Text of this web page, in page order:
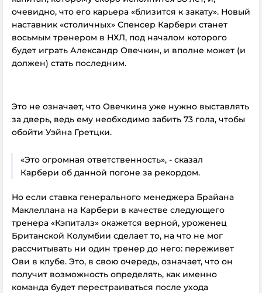
очевидно, что его карьера «близится к закату». Новый
наставник «столичных» Спенсер Карбери станет
восьмым тренером в НХЛ, под началом которого
будет играть Александр Овечкин, и вполне может (и
должен) стать последним.
Это не означает, что Овечкина уже нужно выставлять
за дверь, ведь ему необходимо забить 73 гола, чтобы
обойти Уэйна Гретцки.
«Это огромная ответственность», - сказал
Карбери об данной погоне за рекордом.
Но если ставка генерального менеджера Брайана
Маклеллана на Карбери в качестве следующего
тренера «Кэпиталз» окажется верной, уроженец
Британской Колумбии сделает то, на что не мог
рассчитывать ни один тренер до него: переживет
Ови в клубе. Это, в свою очередь, означает, что он
получит возможность определять, как именно
команда будет перестраиваться после ухода